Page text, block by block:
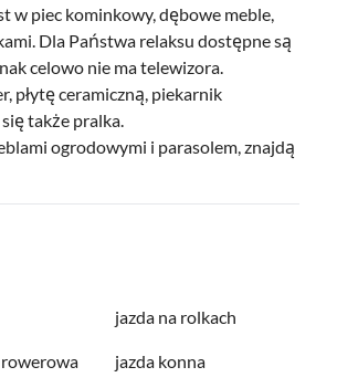
w piec kominkowy, dębowe meble,
Dla Państwa relaksu dostępne są
celowo nie ma telewizora.
płytę ceramiczną, piekarnik
także pralka.
ogrodowymi i parasolem, znajdą
jazda na rolkach
jazda konna